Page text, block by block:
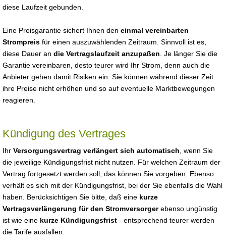
diese Laufzeit gebunden.
Eine Preisgarantie sichert Ihnen den einmal vereinbarten
Strompreis für einen auszuwählenden Zeitraum. Sinnvoll ist es,
diese Dauer an die Vertragslaufzeit anzupaßen . Je länger Sie die
Garantie vereinbaren, desto teurer wird Ihr Strom, denn auch die
Anbieter gehen damit Risiken ein: Sie können während dieser Zeit
ihre Preise nicht erhöhen und so auf eventuelle Marktbewegungen
reagieren.
Kündigung des Vertrages
Ihr Versorgungsvertrag verlängert sich automatisch , wenn Sie
die jeweilige Kündigungsfrist nicht nutzen. Für welchen Zeitraum der
Vertrag fortgesetzt werden soll, das können Sie vorgeben. Ebenso
verhält es sich mit der Kündigungsfrist, bei der Sie ebenfalls die Wahl
haben. Berücksichtigen Sie bitte, daß eine kurze
Vertragsverlängerung für den Stromversorgerebenso ungünstig
ist wie eine kurze Kündigungsfrist - entsprechend teurer werden
die Tarife ausfallen.